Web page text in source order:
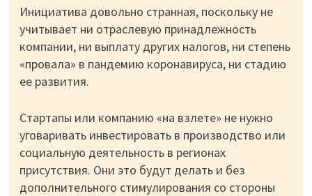
Инициатива довольно странная, поскольку не
учитывает ни отраслевую принадлежность
компании, ни выплату других налогов, ни степень
«провала» в пандемию коронавируса, ни стадию
ее развития.
Стартапы или компанию «на взлете» не нужно
уговаривать инвестировать в производство или
социальную деятельность в регионах
присутствия. Они это будут делать и без
дополнительного стимулирования со стороны